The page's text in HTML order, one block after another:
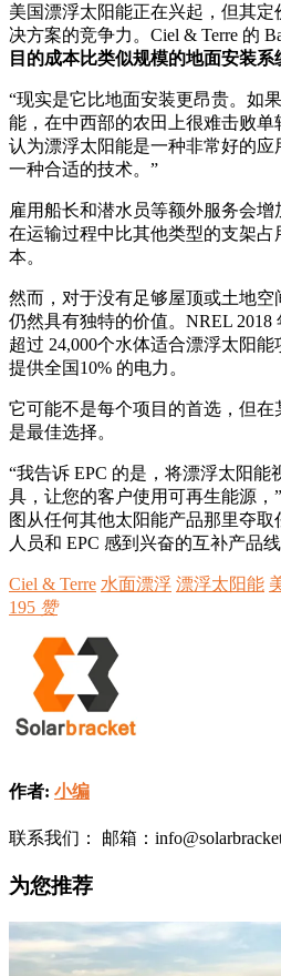
美国漂浮太阳能正在兴起，但其
决方案的竞争力。Ciel & Terre 的
目的成本比类似规模的地面安装系
“现实是它比地面安装更昂贵。如
能，在中西部的农田上很难击败单
认为漂浮太阳能是一种非常好的
一种合适的技术。”
雇用船长和潜水员等额外服务会
在运输过程中比其他类型的支架
本。
然而，对于没有足够屋顶或土地
仍然具有独特的价值。NREL
超过 24,000个水体适合漂浮太阳
提供全国10% 的电力。
它可能不是每个项目的首选，但
是最佳选择。
“我告诉 EPC 的是，将漂浮太阳能
具，让您的客户使用可再生能源，
图从任何其他太阳能产品那里夺
人员和 EPC 感到兴奋的互补产品
Ciel & Terre 水面漂浮 漂浮太阳能
195 赞
作者: 小编
联系我们： 邮箱：
为您推荐